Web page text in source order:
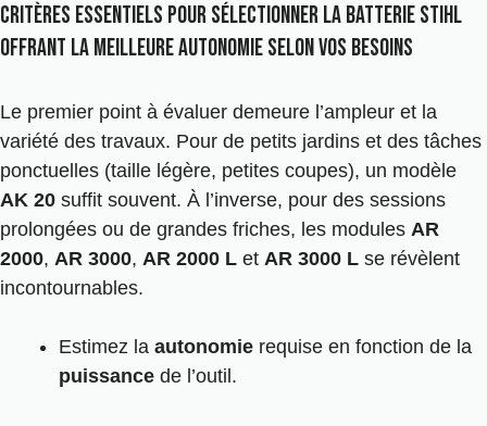
Critères essentiels pour sélectionner la batterie Stihl
offrant la meilleure autonomie selon vos besoins
Le premier point à évaluer demeure l’ampleur et la
variété des travaux. Pour de petits jardins et des tâches
ponctuelles (taille légère, petites coupes), un modèle
AK 20 suffit souvent. À l’inverse, pour des sessions
prolongées ou de grandes friches, les modules AR
2000, AR 3000, AR 2000 L et AR 3000 L se révèlent
incontournables.
Estimez la autonomie requise en fonction de la
puissance de l’outil.